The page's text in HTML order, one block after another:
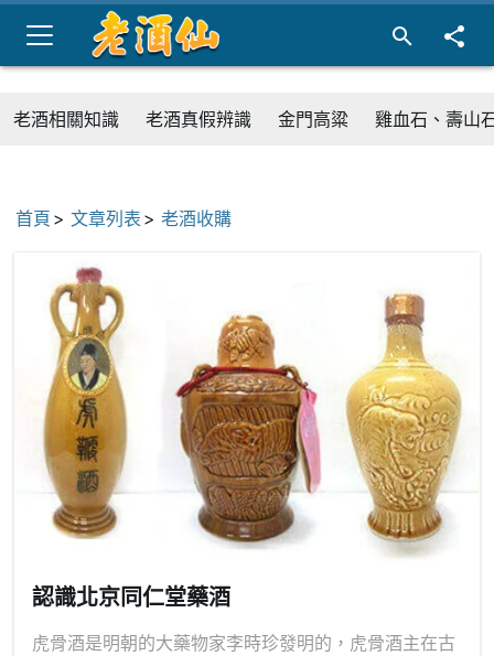
老酒相關知識 老酒真假辨識 金門高粱 雞血石、壽山
首頁 文章列表 老酒收購
認識北京同仁堂藥酒
虎骨酒是明朝的大藥物家李時珍發明的，虎骨酒主在古